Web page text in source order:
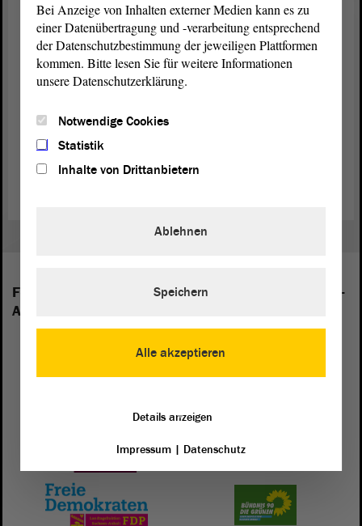
Pressemitteilung der Staatskanzlei vom 4. August 2015:
„Landesregierung plant Nachzahlungen für Richter und
Staatsanwälte“
einreichen“
Hintergründe zur Arbeit des Petitionsausschusses
Folgende Fraktionen sind im Landtag von Sachsen-
Anhalt vertreten:
Bei Anzeige von Inhalten externer Medien kann es zu
einer Datenübertragung und -verarbeitung entsprechend
der Datenschutzbestimmung der jeweiligen Plattformen
kommen. Bitte lesen Sie für weitere Informationen
unsere Datenschutzerklärung.
Notwendige Cookies
Statistik
Inhalte von Drittanbietern
Alle akzeptieren
Ablehnen
Speichern
Details anzeigen
Impressum| Datenschutz